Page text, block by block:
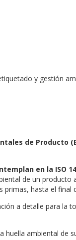
de Producto
en la ISO
de un producto
primas, hasta el final
a detalle para la
huella ambiental de